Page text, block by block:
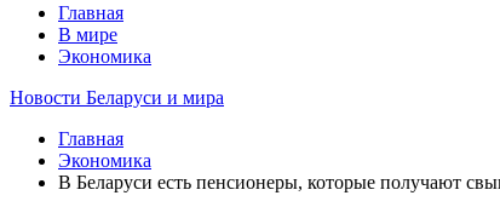
Главная
В мире
Экономика
Новости Беларуси и мира
Главная
Экономика
В Беларуси есть пенсионеры, которые получают